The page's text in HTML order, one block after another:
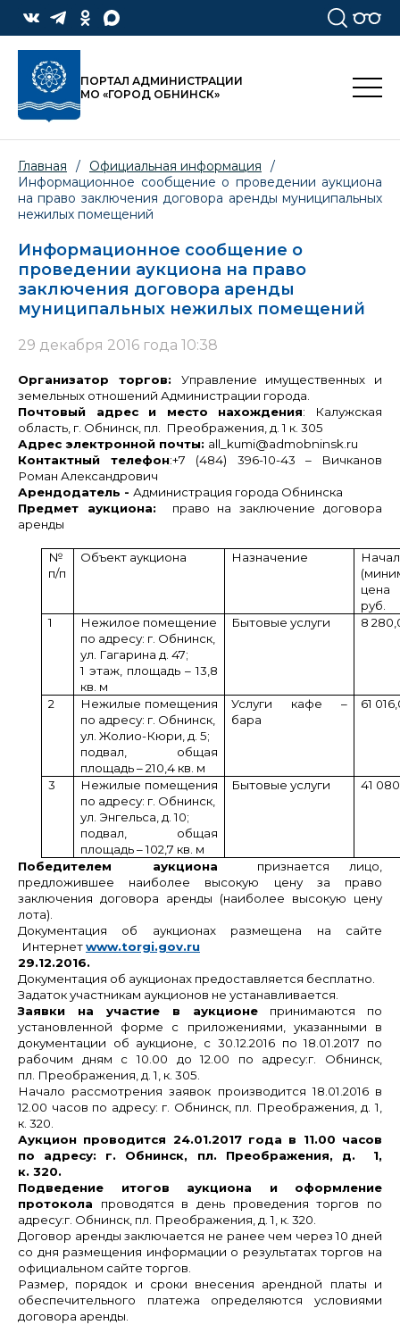
ПОРТАЛ АДМИНИСТРАЦИИ
МО «ГОРОД ОБНИНСК»
Главная / Официальная информация
/
Информационное сообщение о проведении аукциона
на право заключения договора аренды муниципальных
нежилых помещений
Информационное сообщение о
проведении аукциона на право
заключения договора аренды
муниципальных нежилых помещений
29 декабря 2016 года 10:38
Организатор торгов: Управление имущественных и
земельных отношений Администрации города.
Почтовый адрес и место нахождения: Калужская
область, г. Обнинск, пл. Преображения, д. 1 к. 305
Адрес электронной почты: all kumi@admobninsk.ru
Контактный телефон:+7 (484) 396-10-43 – Вичканов
Роман Александрович
Арендодатель - Администрация города Обнинска
Предмет аукциона: право на заключение договора
аренды
№
п/п
Объект аукциона Назначение
руб.
1
Нежилое помещение
по адресу: г. Обнинск,
ул. Гагарина д. 47;
1 этаж, площадь – 13,8
кв. м
Бытовые услуги 8
2
Нежилые помещения
по адресу: г. Обнинск,
ул. Жолио-Кюри, д. 5;
подвал, общая
площадь – 210,4 кв. м
Услуги кафе –
бара
61
3
Нежилые помещения
по адресу: г. Обнинск,
ул. Энгельса, д. 10;
подвал, общая
площадь – 102,7 кв. м
Бытовые услуги 41
Победителем аукциона признается лицо,
предложившее наиболее высокую цену за право
заключения договора аренды (наиболее высокую цену
лота).
Документация об аукционах размещена на сайте
Интернетwww.torgi.gov.ru
29.12.2016.
Документация об аукционах предоставляется бесплатно.
Задаток участникам аукционов не устанавливается.
Заявки на участие в аукционе принимаются по
установленной форме с приложениями, указанными в
документации об аукционе, с 30.12.2016 по 18.01.2017 по
рабочим дням с 10.00 до 12.00 по адресу:г. Обнинск,
пл. Преображения, д. 1, к. 305.
Начало рассмотрения заявок производится 18.01.2016 в
12.00 часов по адресу: г. Обнинск, пл. Преображения, д. 1,
к. 320.
Аукцион проводится 24.01.2017 года в 11.00 часов
по адресу: г. Обнинск, пл. Преображения, д. 1,
к. 320.
Подведение итогов аукциона и оформление
протокола проводятся в день проведения торгов по
адресу:г. Обнинск, пл. Преображения, д. 1, к. 320.
Договор аренды заключается не ранее чем через 10 дней
со дня размещения информации о результатах торгов на
официальном сайте торгов.
Размер, порядок и сроки внесения арендной платы и
обеспечительного платежа определяются условиями
договора аренды.